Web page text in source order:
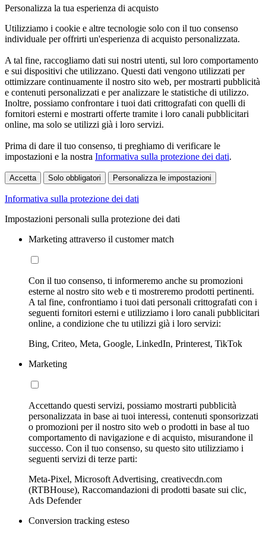
Personalizza la tua esperienza di acquisto
Utilizziamo i cookie e altre tecnologie solo con il tuo consenso
individuale per offrirti un'esperienza di acquisto personalizzata.
A tal fine, raccogliamo dati sui nostri utenti, sul loro comportamento
e sui dispositivi che utilizzano. Questi dati vengono utilizzati per
ottimizzare continuamente il nostro sito web, per mostrarti pubblicità
e contenuti personalizzati e per analizzare le statistiche di utilizzo.
Inoltre, possiamo confrontare i tuoi dati crittografati con quelli di
fornitori esterni e mostrarti offerte tramite i loro canali pubblicitari
online, ma solo se utilizzi già i loro servizi.
Prima di dare il tuo consenso, ti preghiamo di verificare le
impostazioni e la nostra Informativa sulla protezione dei dati.
Accetta Solo obbligatori Personalizza le impostazioni
Informativa sulla protezione dei dati
Impostazioni personali sulla protezione dei dati
Marketing attraverso il customer match
Con il tuo consenso, ti informeremo anche su promozioni
esterne al nostro sito web e ti mostreremo prodotti pertinenti.
A tal fine, confrontiamo i tuoi dati personali crittografati con i
seguenti fornitori esterni e utilizziamo i loro canali pubblicitari
online, a condizione che tu utilizzi già i loro servizi:
Bing, Criteo, Meta, Google, LinkedIn, Printerest, TikTok
Marketing
Accettando questi servizi, possiamo mostrarti pubblicità
personalizzata in base ai tuoi interessi, contenuti sponsorizzati
o promozioni per il nostro sito web o prodotti in base al tuo
comportamento di navigazione e di acquisto, misurandone il
successo. Con il tuo consenso, su questo sito utilizziamo i
seguenti servizi di terze parti:
Meta-Pixel, Microsoft Advertising, creativecdn.com
(RTBHouse), Raccomandazioni di prodotti basate sui clic,
Ads Defender
Conversion tracking esteso